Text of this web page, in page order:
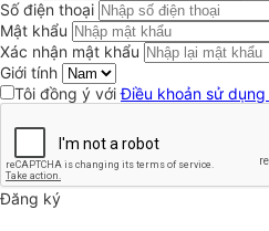
Số điện thoại
Mật khẩu
Xác nhận mật khẩu
Giới tính
Tôi đồng ý vớiĐiều khoản sử dụng
Đăng ký